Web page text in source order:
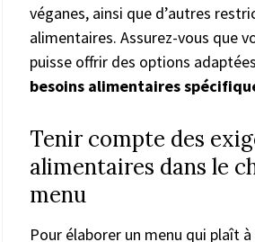
véganes, ainsi que d’autres
alimentaires. Assurez-vous que
puisse offrir des options
besoins alimentaires
Tenir compte des
alimentaires dans le
menu
Pour élaborer un menu qui plaît